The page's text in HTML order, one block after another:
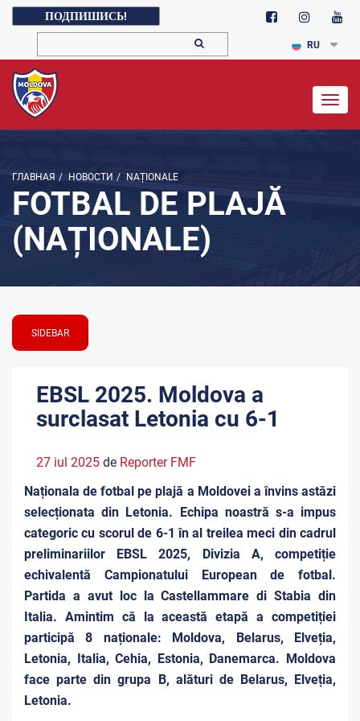
ПОДПИШИСЬ!
RU
ГЛАВНАЯ / НОВОСТИ / NAȚIONALE
FOTBAL DE PLAJĂ
(NAȚIONALE)
SIDEBAR
EBSL 2025. Moldova a
surclasat Letonia cu 6-1
27 iul 2025 de Reporter FMF
Naționala de fotbal pe plajă a Moldovei a învins astăzi
selecționata din Letonia. Echipa noastră s-a impus
categoric cu scorul de 6-1 în al treilea meci din cadrul
preliminariilor EBSL 2025, Divizia A, competiție
echivalentă Campionatului European de fotbal.
Partida a avut loc la Castellammare di Stabia din
Italia. Amintim că la această etapă a competiției
participă 8 naționale: Moldova, Belarus, Elveția,
Letonia, Italia, Cehia, Estonia, Danemarca. Moldova
face parte din grupa B, alături de Belarus, Elveția,
Letonia.